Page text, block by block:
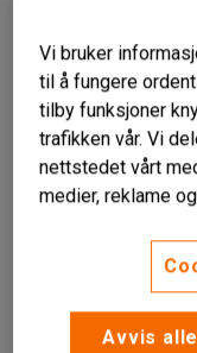
For et stående fat
Vi bruker
til å fungere
tilby funksjoner
trafikken vår. Vi
nettstedet vårt
medier, reklame
Avvis alle